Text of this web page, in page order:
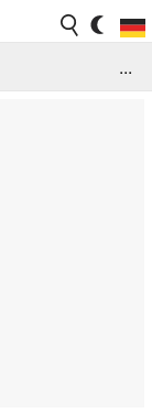
...